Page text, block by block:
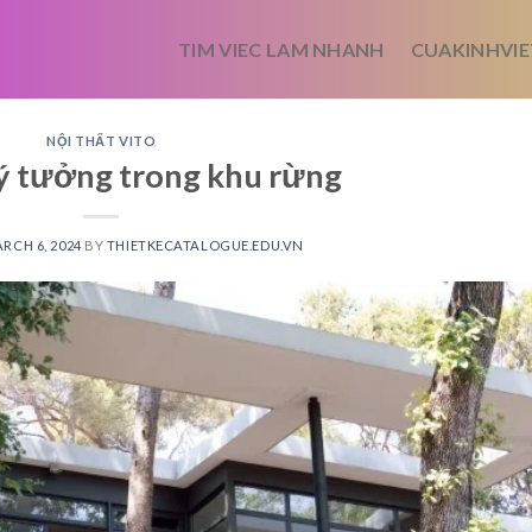
TIM VIEC LAM NHANH
NỘI THẤT VITO
tưởng trong khu rừng
6, 2024 BY THIETKECATALOGUE.EDU.VN